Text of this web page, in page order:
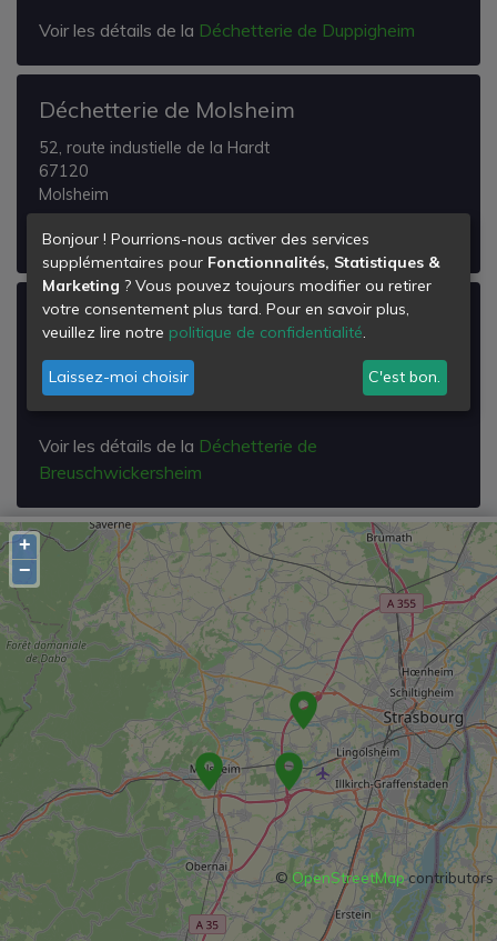
Voir les détails de la Déchetterie de Duppigheim
Déchetterie de Molsheim
52, route industielle de la Hardt
67120
Molsheim
Voir les détails de laDéchetterie de Molsheim
Déchetterie de Breuschwickersheim
Rue de Hangenbieten
67112
Breuschwickersheim
Voir les détails de la Déchetterie de
Breuschwickersheim
+
−
© OpenStreetMapcontributors
Bonjour ! Pourrions-nous activer des services
supplémentaires pour Fonctionnalités, Statistiques &
Marketing ? Vous pouvez toujours modifier ou retirer
votre consentement plus tard. Pour en savoir plus,
veuillez lire notre politique de confidentialité.
Laissez-moi choisir C'est bon.